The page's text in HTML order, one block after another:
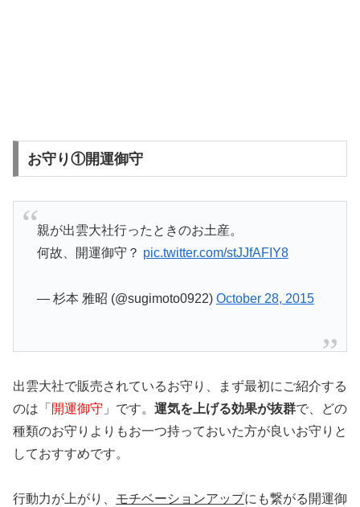
お守り①開運御守
親が出雲大社行ったときのお土産。
何故、開運御守？ pic.twitter.com/stJJfAFIY8
— 杉本 雅昭 (@sugimoto0922) October 28, 2015
出雲大社で販売されているお守り、まず最初にご紹介する
のは「 開運御守 」です。 運気を上げる効果が抜群で、どの
種類のお守りよりもお一つ持っておいた方が良いお守りと
しておすすめです。
行動力が上がり、 モチベーションアップにも繋がる開運御